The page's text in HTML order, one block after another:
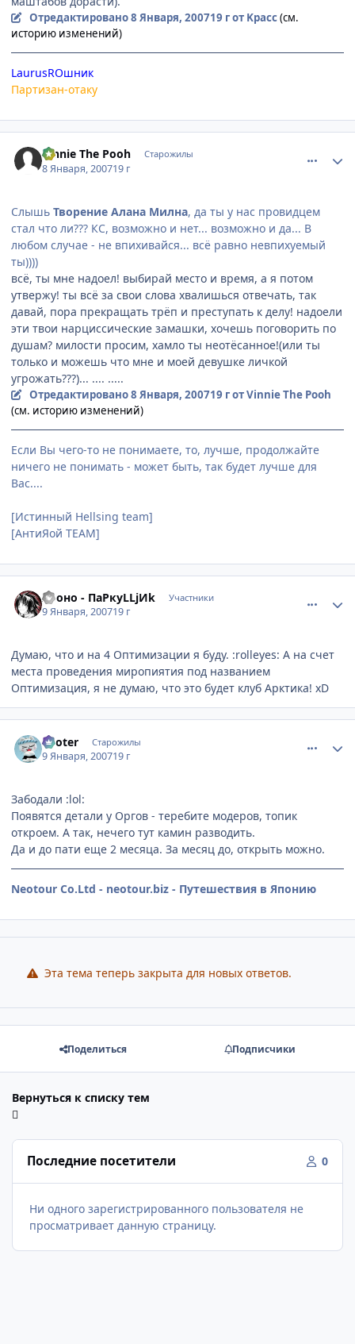
Отредактировано8 Января, 200719 гот Kpacc(см.
историю изменений)
LaurusROшник
Партизан-отаку
Vinnie The Pooh Старожилы
8 Января, 200719 г
Слышь Творение Алана Милна, да ты у нас провидцем
стал что ли??? КС, возможно и нет... возможно и да... В
любом случае - не впихивайся... всё равно невпихуемый
ты))))
всё, ты мне надоел! выбирай место и время, а я потом
утвержу! ты всё за свои слова хвалишься отвечать, так
давай, пора прекращать трёп и преступать к делу! надоели
эти твои нарциссические замашки, хочешь поговорить по
душам? милости просим, хамло ты неотёсанное!(или ты
только и можешь что мне и моей девушке личкой
угрожать???)... .... .....
Отредактировано8 Января, 200719 гот Vinnie The Pooh
(см. историю изменений)
Если Вы чего-то не понимаете, то, лучше, продолжайте
ничего не понимать - может быть, так будет лучше для
Вас....
[Истинный Hellsing team]
[АнтиЯой TEAM]
Хроно - ПаРкуLLjИk Участники
9 Января, 200719 г
Думаю, что и на 4 Оптимизации я буду. :rolleyes: А на счет
места проведения миропиятия под названием
Оптимизация, я не думаю, что это будет клуб Арктика! xD
Looter Старожилы
9 Января, 200719 г
Забодали :lol:
Появятся детали у Оргов - теребите модеров, топик
откроем. А так, нечего тут камин разводить.
Да и до пати еще 2 месяца. За месяц до, открыть можно.
Neotour Co.Ltd - neotour.biz - Путешествия в Японию
Эта тема теперь закрыта для новых ответов.
Поделиться Подписчики
Вернуться к списку тем
Последние посетители 0
Ни одного зарегистрированного пользователя не
просматривает данную страницу.